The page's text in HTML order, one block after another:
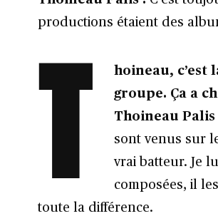
productions étaient des
T
hoineau, c’est
groupe. Ça a
Thoineau Palis
sont venus sur
vrai batteur. Je
composées, il
toute la différence.